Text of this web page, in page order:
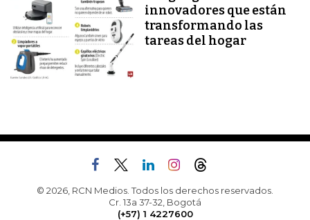
innovadores que están
transformando las
tareas del hogar
© 2026, RCN Medios. Todos los derechos reservados.
Cr. 13a 37-32, Bogotá
(+57) 1 4227600